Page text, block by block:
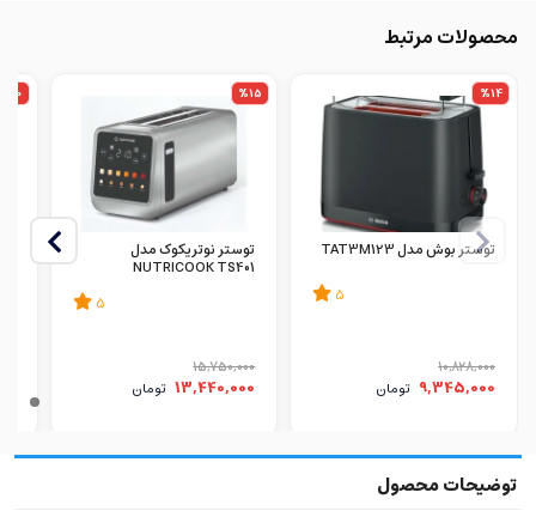
محصولات مرتبط
%14
توستر بوش مدل TAT3M123
5
10,828,000
9,345,000 تومان
%15
توستر نوتریکوک مدل
NUTRICOOK TS401
5
15,750,000
13,440,000 تومان
%10